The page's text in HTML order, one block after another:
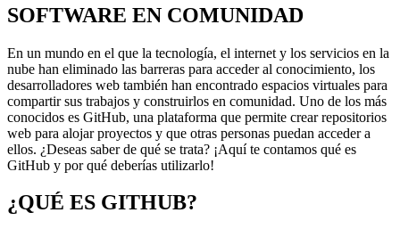
SOFTWARE EN COMUNIDAD
En un mundo en el que la tecnología, el internet y los servicios en la
nube han eliminado las barreras para acceder al conocimiento, los
desarrolladores web también han encontrado espacios virtuales para
compartir sus trabajos y construirlos en comunidad. Uno de los más
conocidos es GitHub, una plataforma que permite crear repositorios
web para alojar proyectos y que otras personas puedan acceder a
ellos. ¿Deseas saber de qué se trata? ¡Aquí te contamos qué es
GitHub y por qué deberías utilizarlo!
¿QUÉ ES GITHUB?